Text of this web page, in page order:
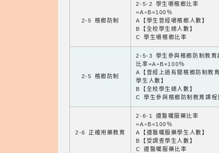
2-5 檳榔防制
2-5-2 學生嚼檳榔比率
=A÷B×100％
A【學生曾經嚼檳榔人數】
B【全校學生總人數】
C 學生嚼檳榔比率
2-5 檳榔防制
2-5-3 學生參與檳榔防制教育
比率=A÷B×100％
A【曾經上過有關檳榔防制教
學生人數】
B【全校學生總人數】
C 學生參與檳榔防制教育課程
2-6 正確用藥教育
2-6-1 遵醫囑服藥比率
=A÷B×100％
A【遵醫囑服藥學生人數】
B【受調查學生人數】
C 遵醫囑服藥比率